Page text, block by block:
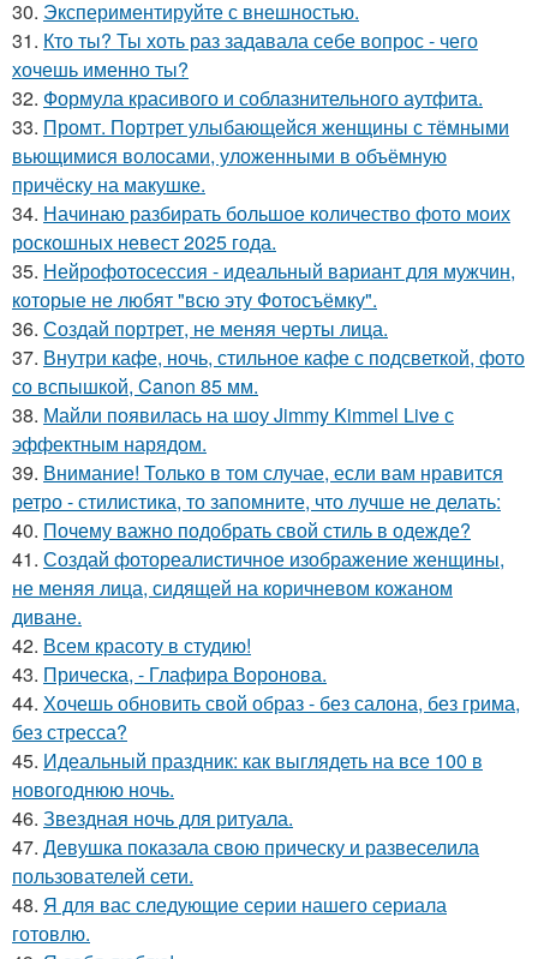
30. Экспериментируйте с внешностью.
31. Кто ты? Ты хоть раз задавала себе вопрос - чего
хочешь именно ты?
32. Формула красивого и соблазнительного аутфита.
33. Промт. Портрет улыбающейся женщины с тёмными
вьющимися волосами, уложенными в объёмную
причёску на макушке.
34. Начинаю разбирать большое количество фото моих
роскошных невест 2025 года.
35. Нейрофотосессия - идеальный вариант для мужчин,
которые не любят "всю эту Фотосъёмку".
36. Создай портрет, не меняя черты лица.
37. Внутри кафе, ночь, стильное кафе с подсветкой, фото
со вспышкой, Canon 85 мм.
38. Майли появилась на шоу Jimmy Kimmel Live с
эффектным нарядом.
39. Внимание! Только в том случае, если вам нравится
ретро - стилистика, то запомните, что лучше не делать:
40. Почему важно подобрать свой стиль в одежде?
41. Создай фотореалистичное изображение женщины,
не меняя лица, сидящей на коричневом кожаном
диване.
42. Всем красоту в студию!
43. Прическа, - Глафира Воронова.
44. Хочешь обновить свой образ - без салона, без грима,
без стресса?
45. Идеальный праздник: как выглядеть на все 100 в
новогоднюю ночь.
46. Звездная ночь для ритуала.
47. Девушка показала свою прическу и развеселила
пользователей сети.
48. Я для вас следующие серии нашего сериала
готовлю.